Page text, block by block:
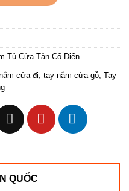
Tủ Cửa Tân Cổ Điển
cửa đi, tay nắm cửa gỗ, Tay
QUỐC